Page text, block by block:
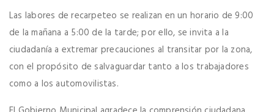
Las labores de recarpeteo se realizan en un horario de 9:00
de la mañana a 5:00 de la tarde; por ello, se invita a la
ciudadanía a extremar precauciones al transitar por la zona,
con el propósito de salvaguardar tanto a los trabajadores
como a los automovilistas.